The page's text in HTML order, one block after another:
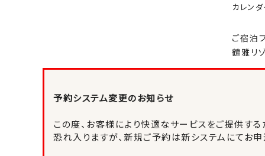
カレン
ご宿泊
鶴雅リ
予約システム変更のお知らせ
この度、お客様により快適なサービスをご提供す
恐れ入りますが、新規ご予約は新システムにてお